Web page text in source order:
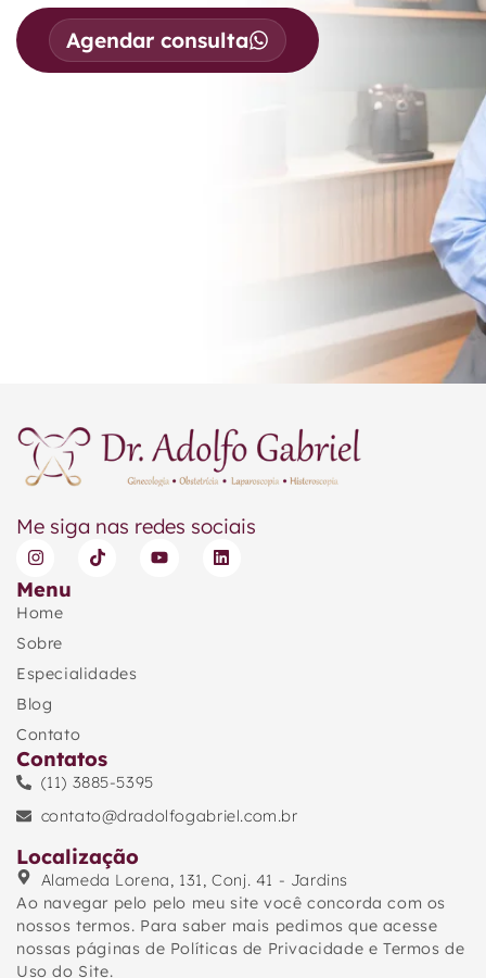
Agendar consulta
Me siga nas redes sociais
Menu
Home
Sobre
Especialidades
Blog
Contato
Contatos
(11) 3885-5395
contato@dradolfogabriel.com.br
Localização
Alameda Lorena, 131, Conj. 41 - Jardins
Ao navegar pelo pelo meu site você concorda com os
nossos termos. Para saber mais pedimos que acesse
nossas páginas de Políticas de Privacidade e Termos de
Uso do Site.